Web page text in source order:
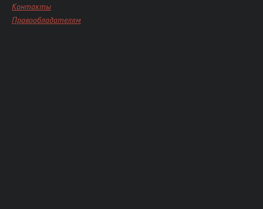
Контакты
Правообладателям